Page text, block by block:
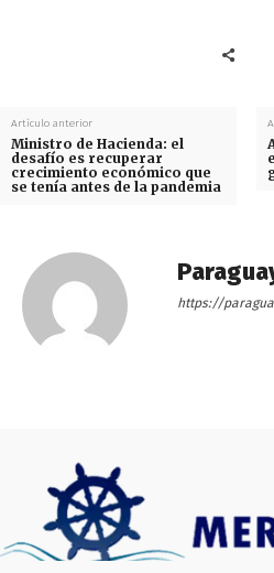
Artículo anterior
Ministro de Hacienda: el
desafío es recuperar
crecimiento económico que
se tenía antes de la pandemia
https://